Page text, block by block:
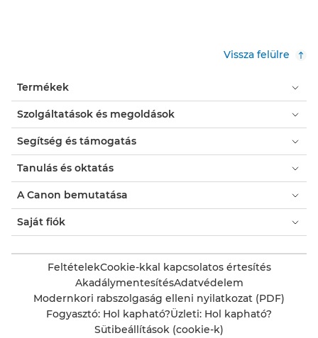
Vissza felülre
Termékek
Szolgáltatások és megoldások
Segítség és támogatás
Tanulás és oktatás
A Canon bemutatása
Saját fiók
FeltételekCookie-kkal kapcsolatos értesítés
AkadálymentesítésAdatvédelem
Modernkori rabszolgaság elleni nyilatkozat (PDF)
Fogyasztó: Hol kapható?Üzleti: Hol kapható?
Sütibeállítások (cookie-k)